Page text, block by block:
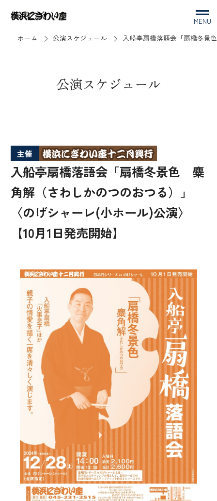
MENU
ホーム 公演スケジュール 入船亭扇橋落語会「扇橋冬景
公演スケジュール
主催
入船亭扇橋落語会「扇橋冬景色 麋
角解（さわしかのつのおつる）」
〈のげシャーレ(小ホール)公演〉
【10月1日発売開始】